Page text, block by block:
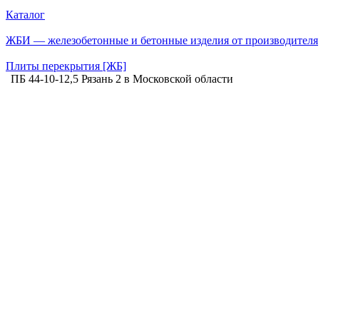
Каталог
ЖБИ — железобетонные и бетонные изделия от производителя
Плиты перекрытия [ЖБ]
ПБ 44-10-12,5 Рязань 2 в Московской области